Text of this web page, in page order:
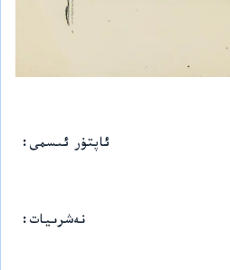
ئاپتۇر ئىسمى
نەشرىيات